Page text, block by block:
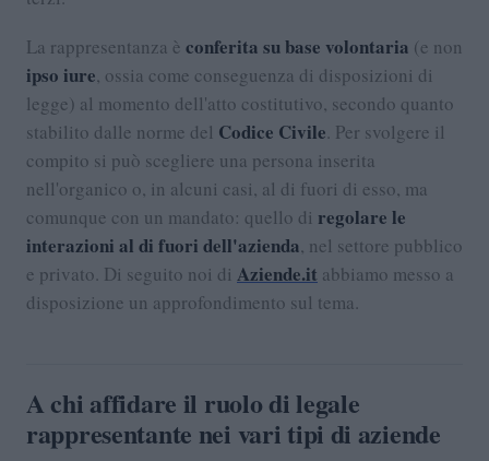
La rappresentanza è conferita su base volontaria (e non
ipso iure, ossia come conseguenza di disposizioni di
legge) al momento dell'atto costitutivo, secondo quanto
stabilito dalle norme del Codice Civile. Per svolgere il
compito si può scegliere una persona inserita
nell'organico o, in alcuni casi, al di fuori di esso, ma
comunque con un mandato: quello di regolare le
interazioni al di fuori dell'azienda, nel settore pubblico
e privato. Di seguito noi di Aziende.it abbiamo messo a
disposizione un approfondimento sul tema.
A chi affidare il ruolo di legale
rappresentante nei vari tipi di aziende